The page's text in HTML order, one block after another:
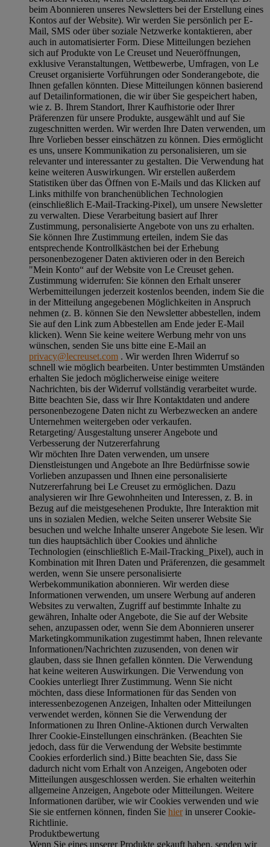
beim Abonnieren unseres Newsletters bei der Erstellung eines
Kontos auf der Website). Wir werden Sie persönlich per E-
Mail, SMS oder über soziale Netzwerke kontaktieren, aber
auch in automatisierter Form. Diese Mitteilungen beziehen
sich auf Produkte von Le Creuset und Neueröffnungen,
exklusive Veranstaltungen, Wettbewerbe, Umfragen, von Le
Creuset organisierte Vorführungen oder Sonderangebote, die
Ihnen gefallen könnten. Diese Mitteilungen können basierend
auf Detailinformationen, die wir über Sie gespeichert haben,
wie z. B. Ihrem Standort, Ihrer Kaufhistorie oder Ihrer
Präferenzen für unsere Produkte, ausgewählt und auf Sie
zugeschnitten werden. Wir werden Ihre Daten verwenden, um
Ihre Vorlieben besser einschätzen zu können. Dies ermöglicht
es uns, unsere Kommunikation zu personalisieren, um sie
relevanter und interessanter zu gestalten. Die Verwendung hat
keine weiteren Auswirkungen. Wir erstellen außerdem
Statistiken über das Öffnen von E-Mails und das Klicken auf
Links mithilfe von branchenüblichen Technologien
(einschließlich E-Mail-Tracking-Pixel), um unsere Newsletter
zu verwalten. Diese Verarbeitung basiert auf Ihrer
Zustimmung, personalisierte Angebote von uns zu erhalten.
Sie können Ihre Zustimmung erteilen, indem Sie das
entsprechende Kontrollkästchen bei der Erhebung
personenbezogener Daten aktivieren oder in den Bereich
"Mein Konto“ auf der Website von Le Creuset gehen.
Zustimmung widerrufen: Sie können den Erhalt unserer
Werbemitteilungen jederzeit kostenlos beenden, indem Sie die
in der Mitteilung angegebenen Möglichkeiten in Anspruch
nehmen (z. B. können Sie den Newsletter abbestellen, indem
Sie auf den Link zum Abbestellen am Ende jeder E-Mail
klicken). Wenn Sie keine weitere Werbung mehr von uns
wünschen, senden Sie uns bitte eine E-Mail an
privacy@lecreuset.com . Wir werden Ihren Widerruf so
schnell wie möglich bearbeiten. Unter bestimmten Umständen
erhalten Sie jedoch möglicherweise einige weitere
Nachrichten, bis der Widerruf vollständig verarbeitet wurde.
Bitte beachten Sie, dass wir Ihre Kontaktdaten und andere
personenbezogene Daten nicht zu Werbezwecken an andere
Unternehmen weitergeben oder verkaufen.
Retargeting/ Ausgestaltung unserer Angebote und
Verbesserung der Nutzererfahrung
Wir möchten Ihre Daten verwenden, um unsere
Dienstleistungen und Angebote an Ihre Bedürfnisse sowie
Vorlieben anzupassen und Ihnen eine personalisierte
Nutzererfahrung bei Le Creuset zu ermöglichen. Dazu
analysieren wir Ihre Gewohnheiten und Interessen, z. B. in
Bezug auf die meistgesehenen Produkte, Ihre Interaktion mit
uns in sozialen Medien, welche Seiten unserer Website Sie
besuchen und welche Inhalte unserer Angebote Sie lesen. Wir
tun dies hauptsächlich über Cookies und ähnliche
Technologien (einschließlich E-Mail-Tracking_Pixel), auch in
Kombination mit Ihren Daten und Präferenzen, die gesammelt
werden, wenn Sie unsere personalisierte
Werbekommunikation abonnieren. Wir werden diese
Informationen verwenden, um unsere Werbung auf anderen
Websites zu verwalten, Zugriff auf bestimmte Inhalte zu
gewähren, Inhalte oder Angebote, die Sie auf der Website
sehen, anzupassen oder, wenn Sie dem Abonnieren unserer
Marketingkommunikation zugestimmt haben, Ihnen relevante
Informationen/Nachrichten zuzusenden, von denen wir
glauben, dass sie Ihnen gefallen könnten. Die Verwendung
hat keine weiteren Auswirkungen. Die Verwendung von
Cookies unterliegt Ihrer Zustimmung. Wenn Sie nicht
möchten, dass diese Informationen für das Senden von
interessenbezogenen Anzeigen, Inhalten oder Mitteilungen
verwendet werden, können Sie die Verwendung der
Informationen zu Ihren Online-Aktionen durch Verwalten
Ihrer Cookie-Einstellungen einschränken. (Beachten Sie
jedoch, dass für die Verwendung der Website bestimmte
Cookies erforderlich sind.) Bitte beachten Sie, dass Sie
dadurch nicht vom Erhalt von Anzeigen, Angeboten oder
Mitteilungen ausgeschlossen werden. Sie erhalten weiterhin
allgemeine Anzeigen, Angebote oder Mitteilungen. Weitere
Informationen darüber, wie wir Cookies verwenden und wie
Sie sie entfernen können, finden Sie hierin unserer Cookie-
Richtlinie.
Produktbewertung
Wenn Sie eines unserer Produkte gekauft haben, senden wir